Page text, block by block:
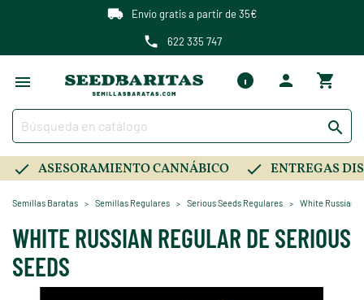
Envío gratis a partir de 35€
622 335 747

ASESORAMIENTO CANNÁBICO ENTREGAS
Semillas Baratas Semillas Regulares Serious Seeds Regulares White Russian
WHITE RUSSIAN REGULAR DE SERIOUS
SEEDS